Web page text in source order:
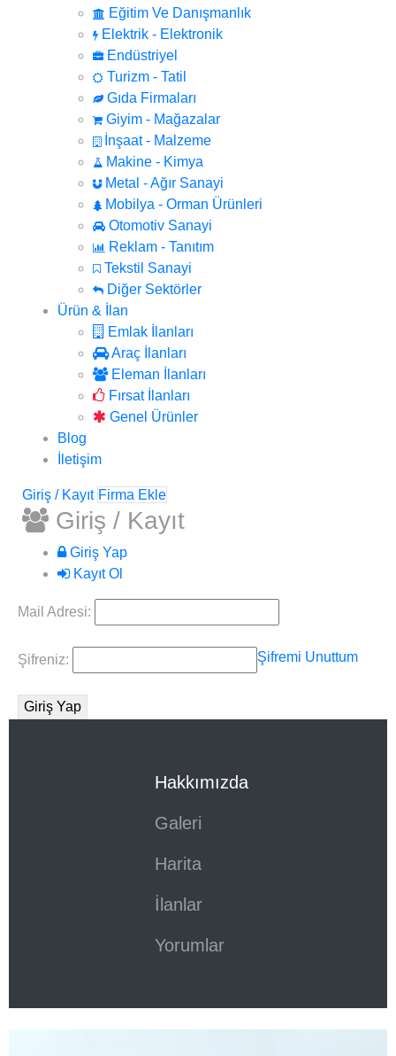
Eğitim Ve Danışmanlık
Elektrik - Elektronik
Endüstriyel
Turizm - Tatil
Gıda Firmaları
Giyim - Mağazalar
İnşaat - Malzeme
Makine - Kimya
Metal - Ağır Sanayi
Mobilya - Orman Ürünleri
Otomotiv Sanayi
Reklam - Tanıtım
Tekstil Sanayi
Diğer Sektörler
Ürün & İlan
Emlak İlanları
Araç İlanları
Eleman İlanları
Fırsat İlanları
Genel Ürünler
Blog
İletişim
Giriş / Kayıt Firma Ekle
Giriş / Kayıt
Giriş Yap
Kayıt Ol
Mail Adresi:
Şifreniz: Şifremi Unuttum
Hakkımızda
Galeri
Harita
İlanlar
Yorumlar